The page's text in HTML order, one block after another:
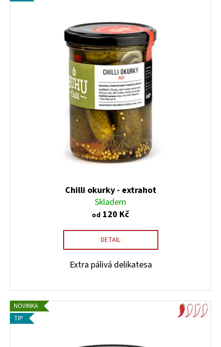
Chilli okurky - extrahot
Skladem
od 120 Kč
DETAIL
Extra pálivá delikatesa
NOVINKA
TIP